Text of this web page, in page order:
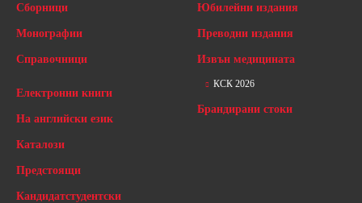
Сборници
Монографии
Справочници
Юбилейни издания
Преводни издания
Извън медицината
Електронни книги
На английски език
Каталози
Предстоящи
Кандидатстудентски
КСК 2026
Брандирани стоки